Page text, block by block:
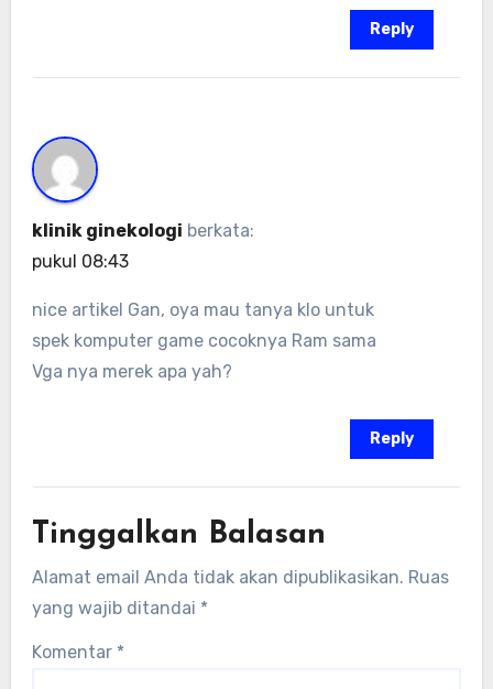
Reply
klinik ginekologi berkata:
pukul 08:43
nice artikel Gan, oya mau tanya klo untuk
spek komputer game cocoknya Ram sama
Vga nya merek apa yah?
Reply
Tinggalkan Balasan
Alamat email Anda tidak akan dipublikasikan. Ruas
yang wajib ditandai *
Komentar *